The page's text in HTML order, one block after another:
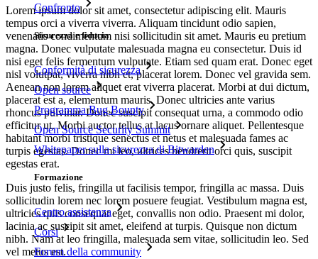
Confronto
Sicurezza e fiducia
Conformità di sicurezza
Open source
Programma Bug Bounty
Open Source Security Summit
Whitepaper sulla sicurezza di Bitwarden
Formazione
Centro assistenza
Corsi
Forum della community
Lorem ipsum dolor sit amet, consectetur adipiscing elit. Mauris
tempus orci a viverra viverra. Aliquam tincidunt odio sapien,
venenatis condimentum nisi sollicitudin sit amet. Mauris eu pretium
magna. Donec vulputate malesuada magna eu consectetur. Duis id
nisi eget felis fermentum vulputate. Etiam sed quam erat. Donec eget
nisl volutpat, viverra nibh et, placerat lorem. Donec vel gravida sem.
Aenean non lorem aliquet erat viverra placerat. Morbi at dui dictum,
placerat est a, elementum mauris. Donec ultricies ante varius
rhoncus pulvinar. Donec suscipit consequat urna, a commodo odio
efficitur ut. Morbi auctor tellus at lacus ornare aliquet. Pellentesque
habitant morbi tristique senectus et netus et malesuada fames ac
turpis egestas. Donec mi leo, ultrices hendrerit orci quis, suscipit
egestas erat.
Duis justo felis, fringilla ut facilisis tempor, fringilla ac massa. Duis
sollicitudin lorem nec lorem posuere feugiat. Vestibulum magna est,
ultricies quis consequat eget, convallis non odio. Praesent mi dolor,
lacinia ac suscipit sit amet, eleifend at turpis. Quisque non dictum
nibh. Nam at leo fringilla, malesuada sem vitae, sollicitudin leo. Sed
vel metus est.